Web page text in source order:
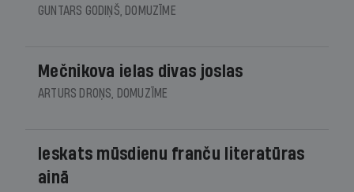
GUNTARS GODIŅŠ, DOMUZĪME
Mečnikova ielas divas joslas
ARTURS DROŅS, DOMUZĪME
Ieskats mūsdienu franču literatūras
ainā